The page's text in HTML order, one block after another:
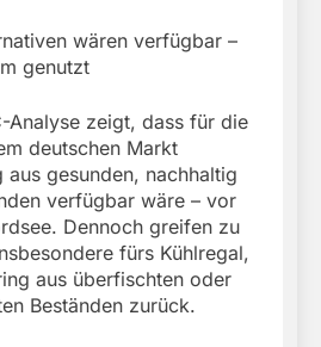
wären verfügbar –
genutzt
Analyse zeigt, dass für die
deutschen Markt
aus gesunden, nachhaltig
verfügbar wäre – vor
Dennoch greifen zu
fürs Kühlregal,
aus überfischten oder
Beständen zurück.